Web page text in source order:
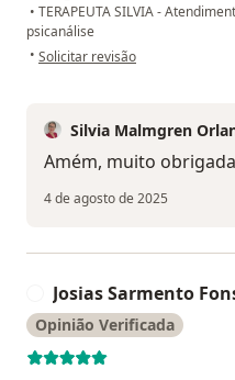
• TERAPEUTA SILVIA -
psicanálise
• na opinião do utilizador Ana
Solicitar revisão
Silvia Malmgren
Amém, muito
4 de agosto de 2025
Josias Sarmento
Opinião Verificada